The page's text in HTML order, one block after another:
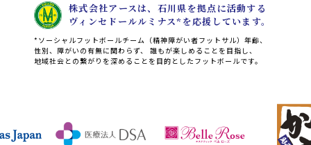
株式会社アースは、石川県を拠点に活動する
ヴィンセドールルミナス*を応援しています。
*ソーシャルフットボールチーム（精神障がい者フットサル）年齢、
性別、障がいの有無に関わらず、
誰もが楽しめることを目指し、
地域社会との繋がりを深めることを目的としたフットボールです。